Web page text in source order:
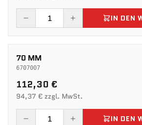
IN DEN
70 MM
6707007
112,30 €
94,37 € zzgl. MwSt.
IN DEN